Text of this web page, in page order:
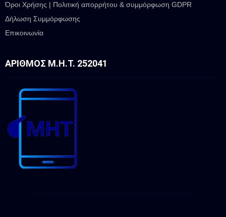
Όροι Χρήσης | Πολιτική απορρήτου & συμμόρφωση GDPR
Δήλωση Συμμόρφωσης
Επικοινωνία
ΑΡΙΘΜΌΣ Μ.Η.Τ. 252041